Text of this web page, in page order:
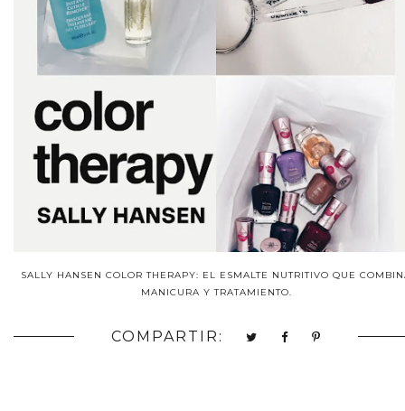
SALLY HANSEN COLOR THERAPY: EL ESMALTE NUTRITIVO QUE
MANICURA Y TRATAMIENTO.
COMPARTIR: